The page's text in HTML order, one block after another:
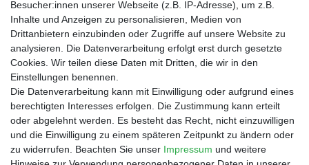
Shop
Zahlungs- und Versandbedingungen
Warenkorb
Kasse
Mein Konto
Kontakt
Facebook
Besucher:innen unserer Webseite (z.B. IP-Adresse), um z.B.
Inhalte und Anzeigen zu personalisieren, Medien von
Drittanbietern einzubinden oder Zugriffe auf unsere Website zu
analysieren. Die Datenverarbeitung erfolgt erst durch gesetzte
Cookies. Wir teilen diese Daten mit Dritten, die wir in den
Einstellungen benennen.
Die Datenverarbeitung kann mit Einwilligung oder aufgrund eines
berechtigten Interesses erfolgen. Die Zustimmung kann erteilt
oder abgelehnt werden. Es besteht das Recht, nicht einzuwilligen
und die Einwilligung zu einem späteren Zeitpunkt zu ändern oder
zu widerrufen. Beachten Sie unser Impressum und weitere